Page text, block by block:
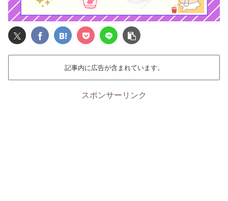
記事内に広告が含まれています。
スポンサーリンク